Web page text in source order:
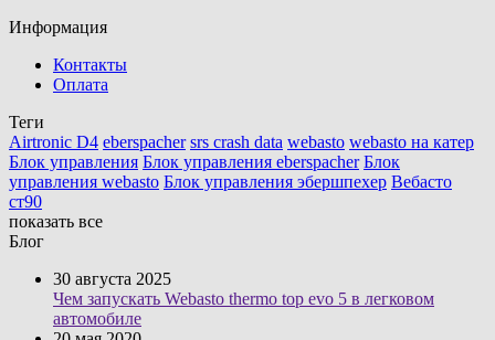
Информация
Контакты
Оплата
Теги
Airtronic D4 eberspacher srs crash data webasto webasto на катер
Блок управления Блок управления eberspacher Блок
управления webasto Блок управления эбершпехер Вебасто
ст90
показать все
Блог
30 августа 2025
Чем запускать Webasto thermo top evo 5 в легковом
автомобиле